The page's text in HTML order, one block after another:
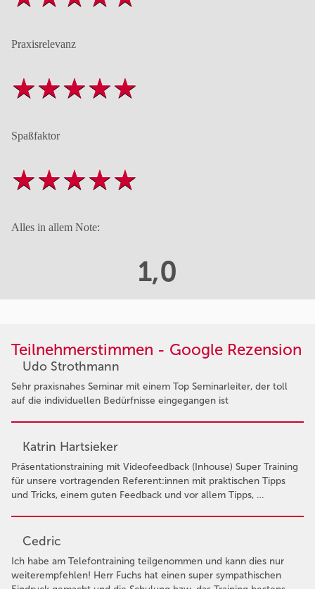
Praxisrelevanz
Spaßfaktor
Alles in allem Note:
1,0
Teilnehmerstimmen - Google Rezension
Udo Strothmann
Sehr praxisnahes Seminar mit einem Top Seminarleiter, der toll
auf die individuellen Bedürfnisse eingegangen ist
Katrin Hartsieker
Präsentationstraining mit Videofeedback (Inhouse) Super Training
für unsere vortragenden Referent:innen mit praktischen Tipps
und Tricks, einem guten Feedback und vor allem Tipps, …
Cedric
Ich habe am Telefontraining teilgenommen und kann dies nur
weiterempfehlen! Herr Fuchs hat einen super sympathischen